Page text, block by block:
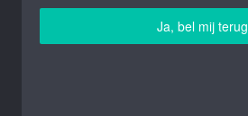
Ja, bel mij terug